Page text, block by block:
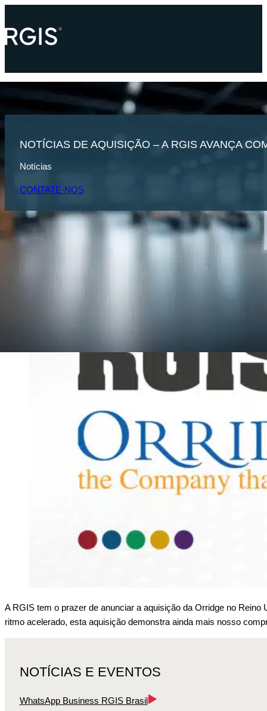
NOTÍCIAS DE AQUISIÇÃO – A RGIS AVANÇA
Notícias
CONTATE-NOS
PÁGINA INICIAL NOTÍCIAS DE AQUISIÇÃO –
A RGIS tem o prazer de anunciar a aquisição da Orridge no
ritmo acelerado, esta aquisição demonstra ainda mais nosso
NOTÍCIAS E EVENTOS
WhatsApp Business RGIS Brasil